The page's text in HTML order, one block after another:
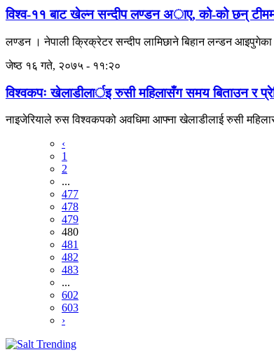
विश्व-११ बाट खेल्न सन्दीप लण्डन अाए, को-को छन्
लण्डन । नेपाली क्रिक्रेटर सन्दीप लामिछाने बिहान लन्डन आइपुगेका
जेष्ठ १६ गते, २०७५ - ११:२०
विश्वकपः खेलाडीलार्इ रुसी महिलासँग समय बिताउन र
नाइजेरियाले रुस विश्वकपको अवधिमा आफ्ना खेलाडीलाई रुसी
‹
1
2
...
477
478
479
480
481
482
483
...
602
603
›